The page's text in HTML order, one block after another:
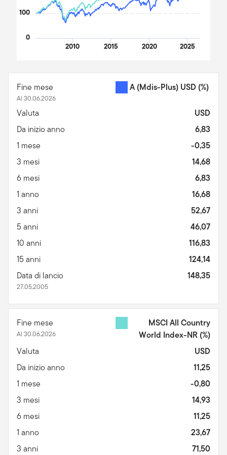
2010 2015 2020 2025
0
100
Fine mese
Al 30.06.2026
A (Mdis-Plus) USD (%)
Valuta
USD
Da inizio anno
6,83
1 mese
-0,35
3 mesi
14,68
6 mesi
6,83
1 anno
16,68
3 anni
52,67
5 anni
46,07
10 anni
116,83
15 anni
124,14
Data di lancio
27.05.2005
148,35
Fine mese
Al 30.06.2026
MSCI All Country
World Index-NR (%)
Valuta
USD
Da inizio anno
11,25
1 mese
-0,80
3 mesi
14,93
6 mesi
11,25
1 anno
23,67
3 anni
71,50